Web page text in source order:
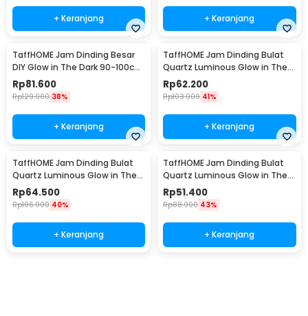
1 x Hook Paku
1 x Kertas Pemandu Pemasangan
1 x Panduan Penggunaan
+ Keranjang + Keranjang
TaffHOME Jam Dinding Besar
DIY Glow in The Dark 90-100cm
- JM-03
Rp81.600
Rp129.900 38%
+ Keranjang
TaffHOME Jam Dinding Bulat
Quartz Luminous Glow in The
Dark 30cm MDB1
Rp62.200
Rp103.900 41%
+ Keranjang
TaffHOME Jam Dinding Bulat
Quartz Luminous Glow in The
Dark 30cm MDB3
Rp64.500
Rp106.900 40%
+ Keranjang
TaffHOME Jam Dinding Bulat
Quartz Luminous Glow in The
Dark 30cm MDB4
Rp51.400
Rp88.900 43%
+ Keranjang